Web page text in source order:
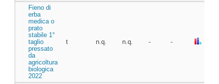
Fieno di
erba
medica o
prato
stabile 1°
taglio
pressato
da
agricoltura
biologica
2022
t n.q. n.q. - -